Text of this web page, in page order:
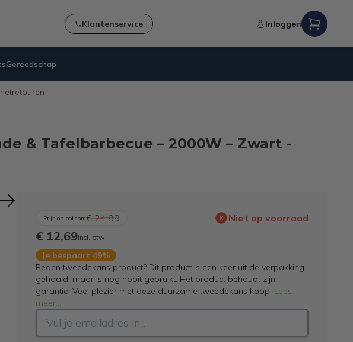
Klantenservice Inloggen
Gereedschap
& Tafelbarbecue – 2000W – Zwart -
Prijs op bol.com€ 24,99 Niet op voorraad
€ 12,69Incl. btw
Je bespaart 49%
Reden tweedekans product? Dit product is een keer uit de verpakking
gehaald, maar is nog nooit gebruikt. Het product behoudt zijn
garantie. Veel plezier met deze duurzame tweedekans koop! Lees
meer...